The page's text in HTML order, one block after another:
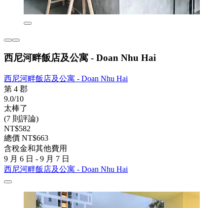
西尼河畔飯店及公寓 - Doan Nhu Hai
西尼河畔飯店及公寓 - Doan Nhu Hai
第 4 郡
9.0/10
太棒了
(7 則評論)
NT$582
總價 NT$663
含稅金和其他費用
9 月 6 日 - 9 月 7 日
西尼河畔飯店及公寓 - Doan Nhu Hai